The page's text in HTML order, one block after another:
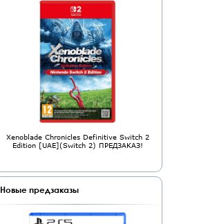
Xenoblade Chronicles Definitive Switch 2
Edition [UAE](Switch 2) ПРЕДЗАКАЗ!
Новые предзаказы